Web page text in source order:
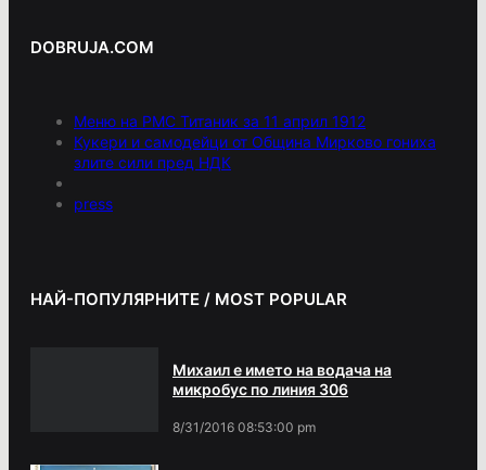
DOBRUJA.COM
Меню на РМС Титаник за 11 април 1912
Кукери и самодейци от Община Мирково гониха
злите сили пред НДК
press
НАЙ-ПОПУЛЯРНИТЕ / MOST POPULAR
Михаил е името на водача на
микробус по линия 306
8/31/2016 08:53:00 pm